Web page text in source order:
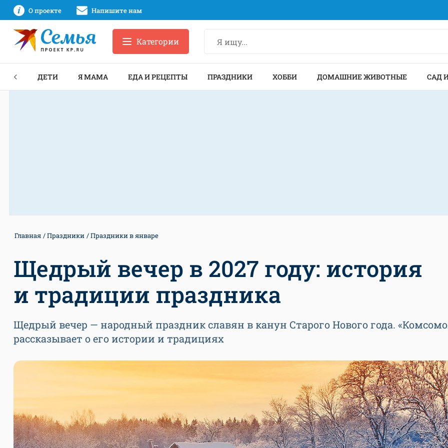
О проекте Напишите нам
Категории
ДЕТИ Я МАМА ЕДА И РЕЦЕПТЫ ПРАЗДНИКИ ХОББИ ДОМАШНИЕ ЖИВОТНЫЕ САД
Главная Праздники Праздники в январе
Щедрый вечер в 2027 году: история
и традиции праздника
Щедрый вечер — народный праздник славян в канун Старого Нового года.
рассказывает о его истории и традициях